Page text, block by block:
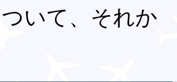
いて、それか